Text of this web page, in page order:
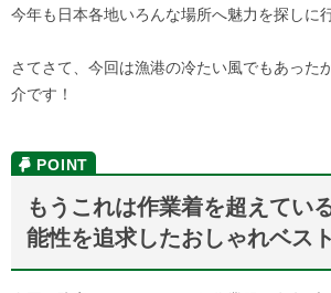
今年も日本各地いろんな場所へ魅力を探しに
さてさて、今回は漁港の冷たい風でもあった
介です！
もうこれは作業着を超えてい
能性を追求したおしゃれベス